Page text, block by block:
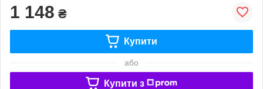
1 148 ₴
Купити
або
Купити з